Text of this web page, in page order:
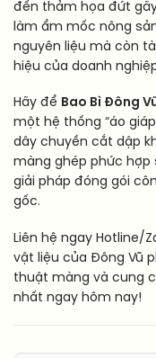
đến thảm họa đứt
làm ẩm mốc nông
nguyên liệu mà còn
hiệu của doanh
Hãy để Bao Bì Đông
một hệ thống “áo
dây chuyền cắt dập
màng ghép phức hợp
giải pháp đóng gói
gốc.
Liên hệ ngay Hotline/
vật liệu của Đông Vũ
thuật màng và cung
nhất ngay hôm nay!